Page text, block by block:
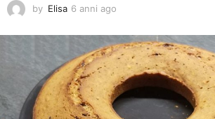
by Elisa 6 anni ago
n
n
i
a
g
o